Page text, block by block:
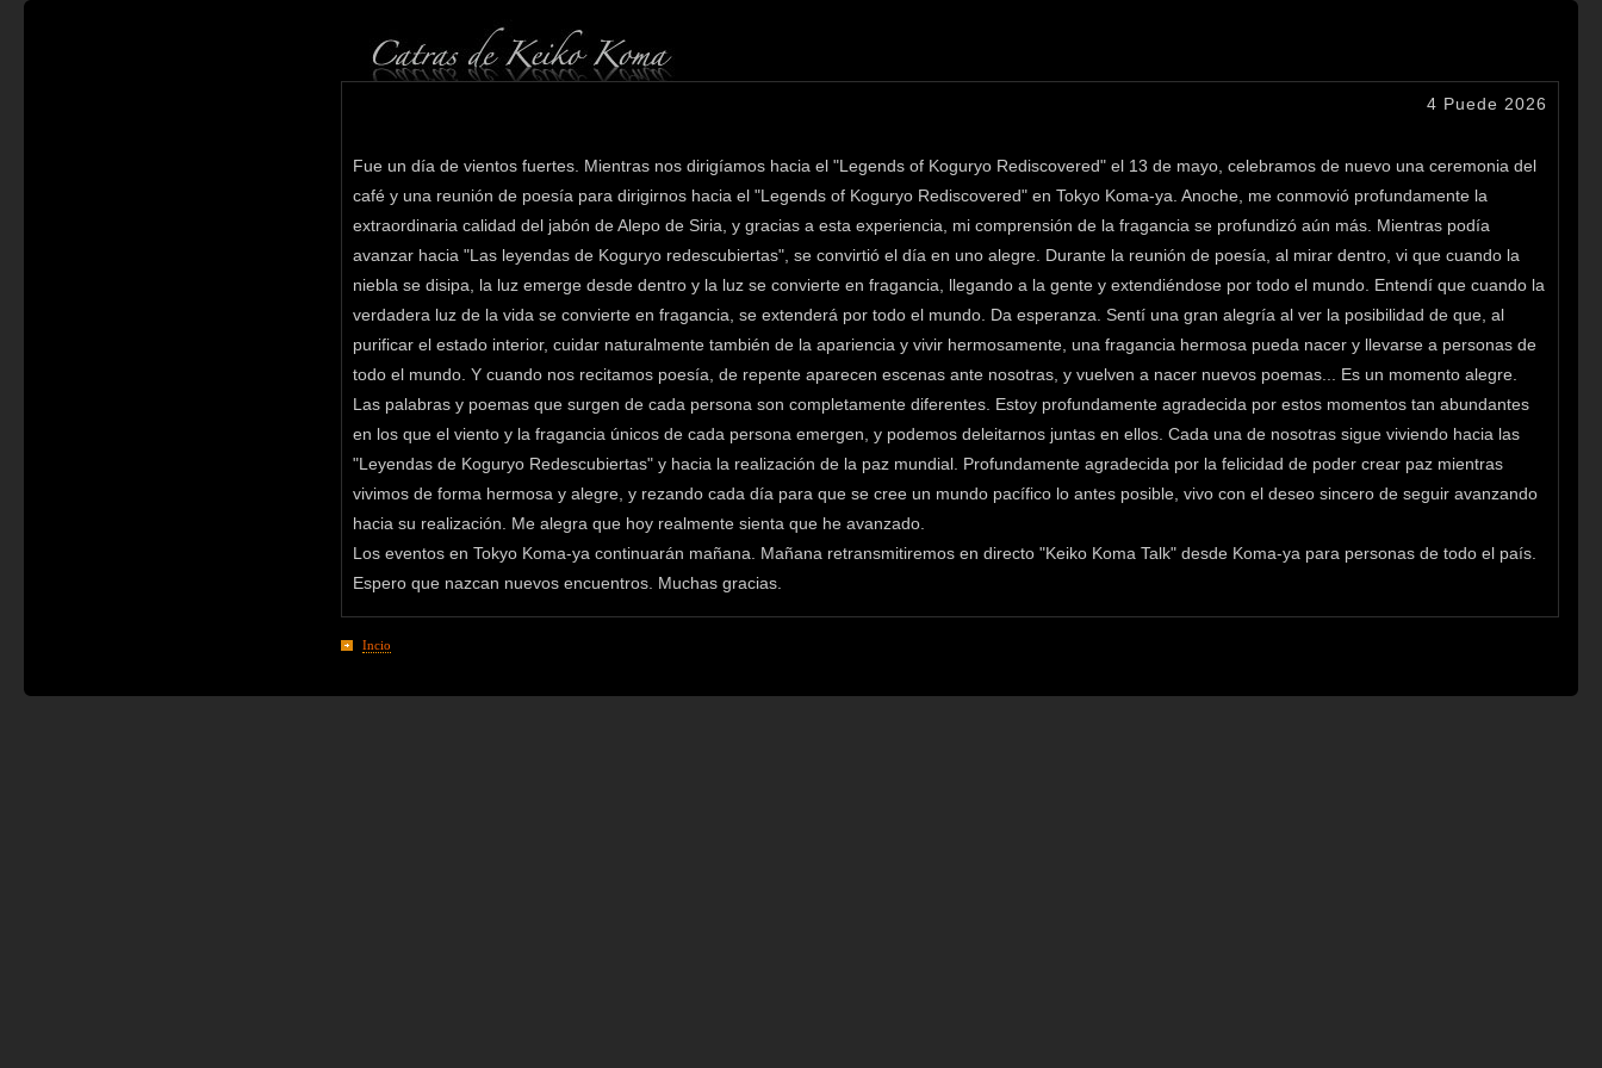
4 Puede 2026
Fue un día de vientos fuertes. Mientras nos dirigíamos hacia el "Legends of Koguryo Rediscovered" el 13 de mayo, celebramos de nuevo una ceremonia del
café y una reunión de poesía para dirigirnos hacia el "Legends of Koguryo Rediscovered" en Tokyo Koma-ya. Anoche, me conmovió profundamente la
extraordinaria calidad del jabón de Alepo de Siria, y gracias a esta experiencia, mi comprensión de la fragancia se profundizó aún más. Mientras podía
avanzar hacia "Las leyendas de Koguryo redescubiertas", se convirtió el día en uno alegre. Durante la reunión de poesía, al mirar dentro, vi que cuando la
niebla se disipa, la luz emerge desde dentro y la luz se convierte en fragancia, llegando a la gente y extendiéndose por todo el mundo. Entendí que cuando la
verdadera luz de la vida se convierte en fragancia, se extenderá por todo el mundo. Da esperanza. Sentí una gran alegría al ver la posibilidad de que, al
purificar el estado interior, cuidar naturalmente también de la apariencia y vivir hermosamente, una fragancia hermosa pueda nacer y llevarse a personas de
todo el mundo. Y cuando nos recitamos poesía, de repente aparecen escenas ante nosotras, y vuelven a nacer nuevos poemas... Es un momento alegre.
Las palabras y poemas que surgen de cada persona son completamente diferentes. Estoy profundamente agradecida por estos momentos tan abundantes
en los que el viento y la fragancia únicos de cada persona emergen, y podemos deleitarnos juntas en ellos. Cada una de nosotras sigue viviendo hacia las
"Leyendas de Koguryo Redescubiertas" y hacia la realización de la paz mundial. Profundamente agradecida por la felicidad de poder crear paz mientras
vivimos de forma hermosa y alegre, y rezando cada día para que se cree un mundo pacífico lo antes posible, vivo con el deseo sincero de seguir avanzando
hacia su realización. Me alegra que hoy realmente sienta que he avanzado.
Los eventos en Tokyo Koma-ya continuarán mañana. Mañana retransmitiremos en directo "Keiko Koma Talk" desde Koma-ya para personas de todo el país.
Espero que nazcan nuevos encuentros. Muchas gracias.
Incio